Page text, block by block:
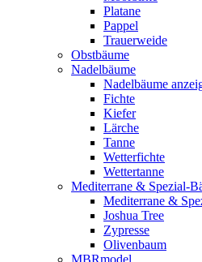
Platane
Pappel
Trauerweide
Obstbäume
Nadelbäume
Nadelbäume
Fichte
Kiefer
Lärche
Tanne
Wetterfichte
Wettertanne
Mediterrane & Spezial-
Mediterrane &
Joshua Tree
Zypresse
Olivenbaum
MBRmodel